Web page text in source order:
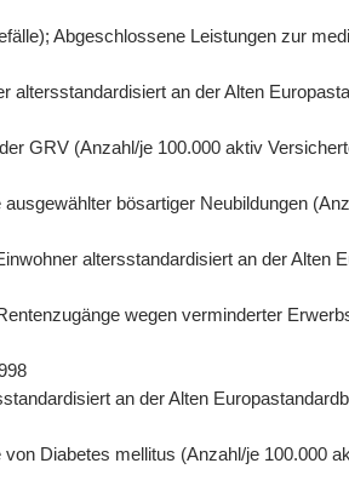
Abgeschlossene Leistungen zur
an der Alten
GRV (Anzahl/je 100.000 aktiv
bösartiger Neubildungen
altersstandardisiert an der Alten
wegen verminderter
an der Alten
Diabetes mellitus (Anzahl/je 100.000